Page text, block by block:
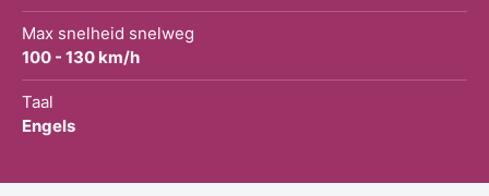
Max snelheid snelweg
100 - 130 km/h
Taal
Engels